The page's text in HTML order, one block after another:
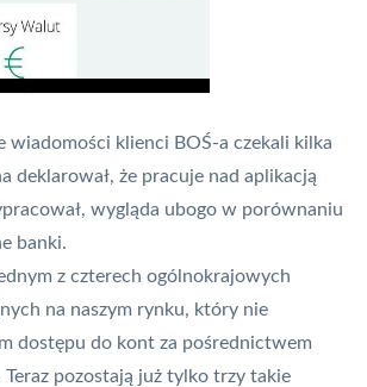
wiadomości klienci BOŚ-a czekali kilka
deklarował, że pracuje nad aplikacją
wygląda ubogo w porównaniu
banki.
z czterech ogólnokrajowych
na naszym rynku, który nie
dostępu do kont za pośrednictwem
pozostają już tylko trzy takie